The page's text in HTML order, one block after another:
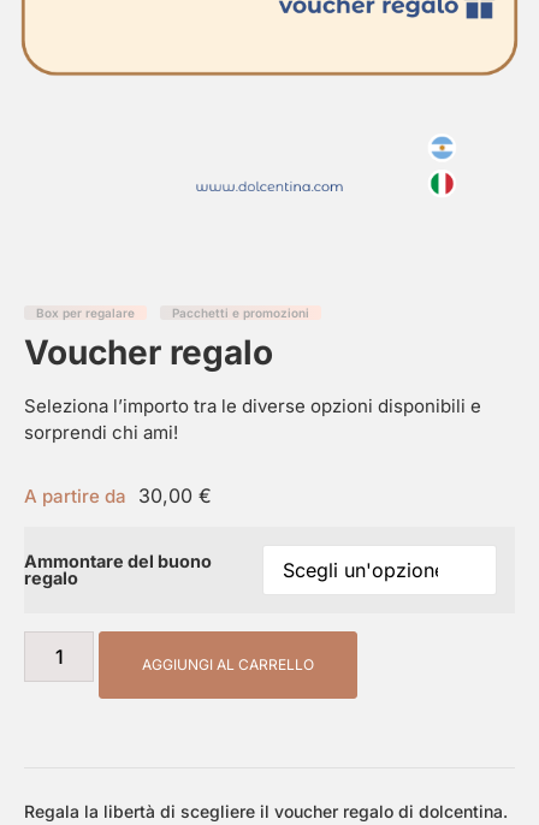
Box per regalare Pacchetti e promozioni
Voucher regalo
Seleziona l’importo tra le diverse opzioni disponibili e
sorprendi chi ami!
A partire da 30,00 €
Ammontare del buono
regalo
AGGIUNGI AL CARRELLO
Regala la libertà di scegliere il voucher regalo di dolcentina.